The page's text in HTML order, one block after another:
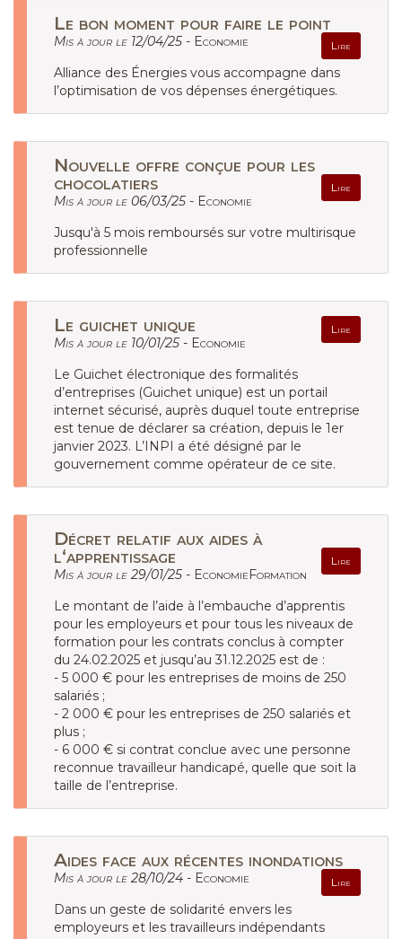
Le bon moment pour faire le point
Lire
Mis à jour le 12/04/25 - Economie
Alliance des Énergies vous accompagne dans
l’optimisation de vos dépenses énergétiques.
Nouvelle offre conçue pour les
chocolatiers
Lire
Mis à jour le 06/03/25 - Economie
Jusqu'à 5 mois remboursés sur votre multirisque
professionnelle
Le guichet unique Lire
Mis à jour le 10/01/25 - Economie
Le Guichet électronique des formalités
d’entreprises (Guichet unique) est un portail
internet sécurisé, auprès duquel toute entreprise
est tenue de déclarer sa création, depuis le 1er
janvier 2023. L’INPI a été désigné par le
gouvernement comme opérateur de ce site.
Décret relatif aux aides à
l‘apprentissage
Lire
Mis à jour le 29/01/25 - EconomieFormation
Le montant de l’aide à l’embauche d’apprentis
pour les employeurs et pour tous les niveaux de
formation pour les contrats conclus à compter
du 24.02.2025 et jusqu’au 31.12.2025 est de :
- 5 000 € pour les entreprises de moins de 250
salariés ;
- 2 000 € pour les entreprises de 250 salariés et
plus ;
- 6 000 € si contrat conclue avec une personne
reconnue travailleur handicapé, quelle que soit la
taille de l’entreprise.
Aides face aux récentes inondations
Lire
Mis à jour le 28/10/24 - Economie
Dans un geste de solidarité envers les
employeurs et les travailleurs indépendants